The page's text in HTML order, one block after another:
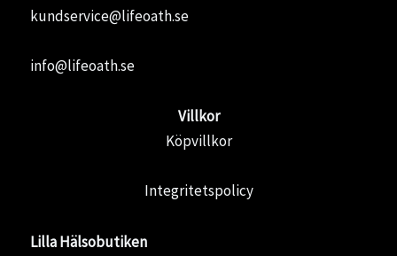
kundservice@lifeoath.se
info@lifeoath.se
Villkor
Köpvillkor
Integritetspolicy
Lilla Hälsobutiken